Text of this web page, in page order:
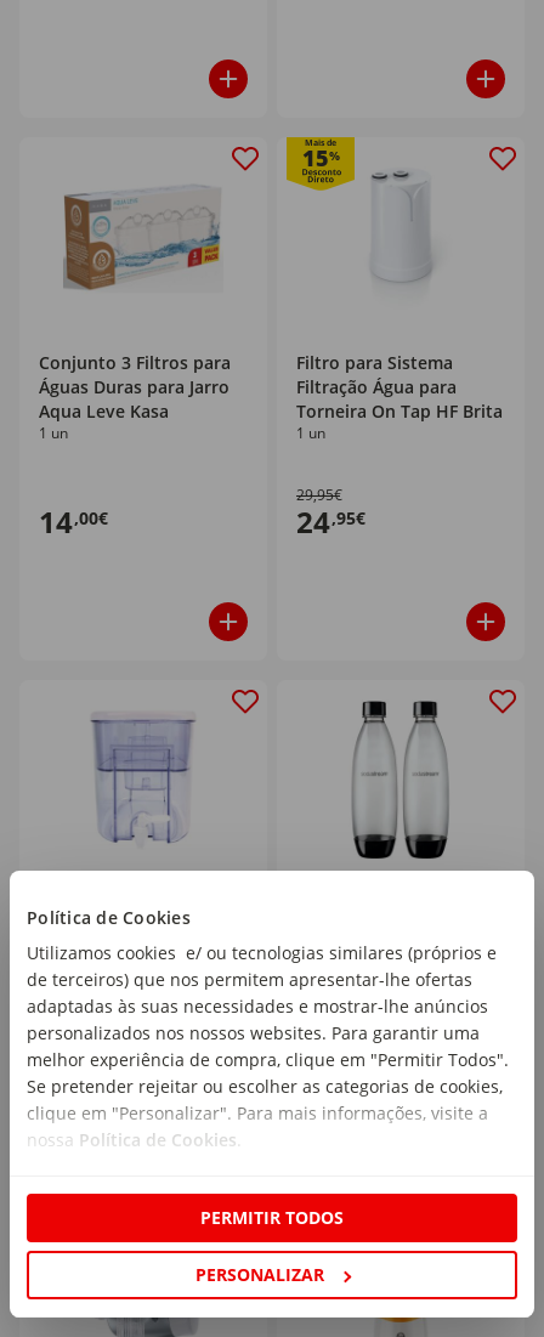
Política de Cookies
Utilizamos cookies e/ ou tecnologias similares (próprios e
de terceiros) que nos permitem apresentar-lhe ofertas
adaptadas às suas necessidades e mostrar-lhe anúncios
personalizados nos nossos websites. Para garantir uma
melhor experiência de compra, clique em "Permitir Todos".
Se pretender rejeitar ou escolher as categorias de cookies,
clique em "Personalizar". Para mais informações, visite a
nossa Política de Cookies.
PERMITIR TODOS
PERSONALIZAR
Conjunto 3 Filtros para
Águas Duras para Jarro
Aqua Leve Kasa
1 un
14,00€
Mais de
15%
Filtro para Sistema
Filtração Água para
Torneira On Tap HF Brita
1 un
29,95€
24,95€
Contentor de Filtrar
Água Aqua Leve Kasa
1 un
35,00€
Sodastream
1 un
19,99€
10%